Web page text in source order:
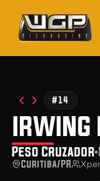
#14
irwing
Peso Cruzador
Curitiba/PR